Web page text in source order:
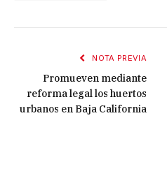
NOTA PREVIA
Promueven mediante
reforma legal los huertos
urbanos en Baja California